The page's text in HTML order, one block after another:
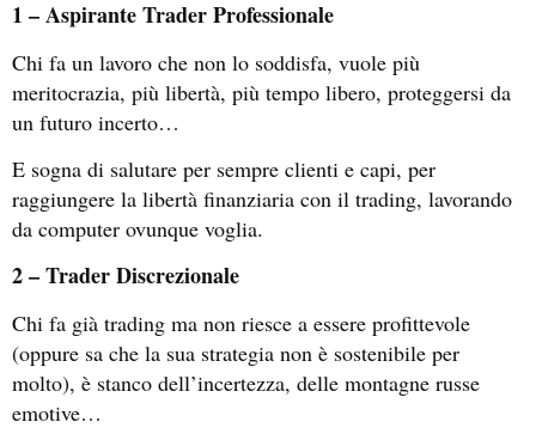
1 – Aspirante Trader Professionale
Chi fa un lavoro che non lo soddisfa, vuole più
meritocrazia, più libertà, più tempo libero, proteggersi da
un futuro incerto…
E sogna di salutare per sempre clienti e capi, per
raggiungere la libertà finanziaria con il trading, lavorando
da computer ovunque voglia.
2 – Trader Discrezionale
Chi fa già trading ma non riesce a essere profittevole
(oppure sa che la sua strategia non è sostenibile per
molto), è stanco dell’incertezza, delle montagne russe
emotive…